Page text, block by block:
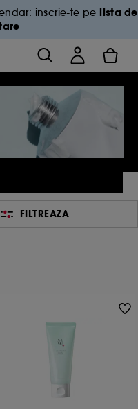
inscrie-te pe lista de
FILTREAZA